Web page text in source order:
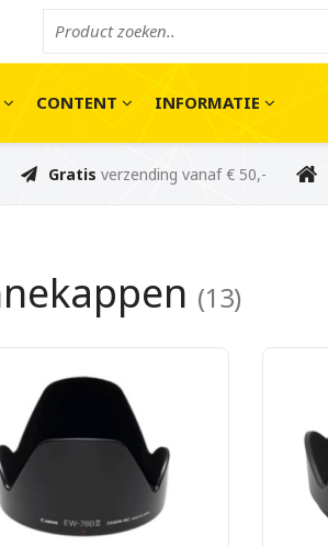
CONTENT INFORMATIE
Gratis verzending vanaf € 50,-
(13)